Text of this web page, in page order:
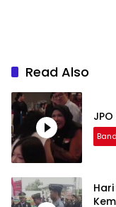
Read Also